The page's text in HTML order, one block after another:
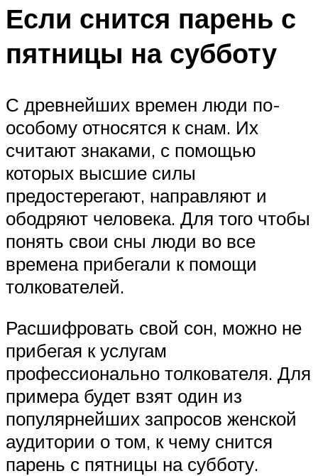
Если снится парень с
пятницы на субботу
С древнейших времен люди по-
особому относятся к снам. Их
считают знаками, с помощью
которых высшие силы
предостерегают, направляют и
ободряют человека. Для того чтобы
понять свои сны люди во все
времена прибегали к помощи
толкователей.
Расшифровать свой сон, можно не
прибегая к услугам
профессионально толкователя. Для
примера будет взят один из
популярнейших запросов женской
аудитории о том, к чему снится
парень с пятницы на субботу.